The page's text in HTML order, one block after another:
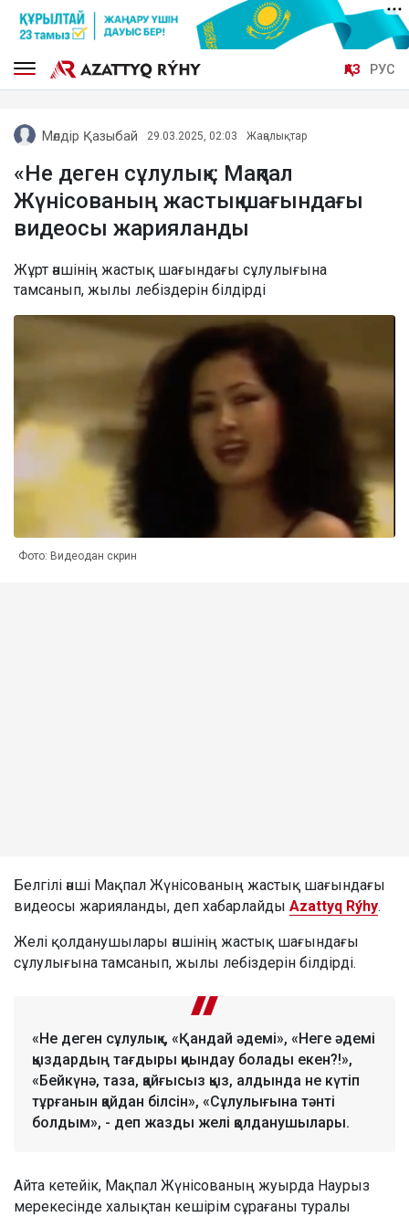
ҚАЗ РУС
Мөлдір Қазыбай 29.03.2025, 02:03 Жаңалықтар
«Не деген сұлулық»: Мақпал
Жүнісованың жастық шағындағы
видеосы жарияланды
Жұрт әншінің жастық шағындағы сұлулығына
тамсанып, жылы лебіздерін білдірді
Фото: Видеодан скрин
Белгілі әнші Мақпал Жүнісованың жастық шағындағы
видеосы жарияланды, деп хабарлайды Azattyq Rýhy.
Желі қолданушылары әншінің жастық шағындағы
сұлулығына тамсанып, жылы лебіздерін білдірді.
«Не деген сұлулық», «Қандай әдемі», «Неге әдемі
қыздардың тағдыры қиындау болады екен?!»,
«Бейкүнә, таза, қайғысыз қыз, алдында не күтіп
тұрғанын қайдан білсін», «Сұлулығына тәнті
болдым», - деп жазды желі қолданушылары.
Айта кетейік, Мақпал Жүнісованың жуырда Наурыз
мерекесінде халықтан кешірім сұрағаны туралы